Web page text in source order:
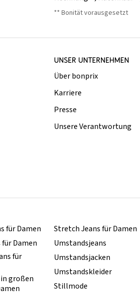
** Bonität vorausgesetzt
UNSER UNTERNEHMEN
Über bonprix
Karriere
Presse
Unsere Verantwortung
für Damen
für Damen
für
großen
Stretch Jeans für Damen
Umstandsjeans
Umstandsjacken
Umstandskleider
Stillmode